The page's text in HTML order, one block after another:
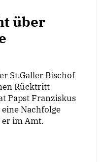
über
St.Galler Bischof
Rücktritt
Papst Franziskus
Nachfolge
im Amt.